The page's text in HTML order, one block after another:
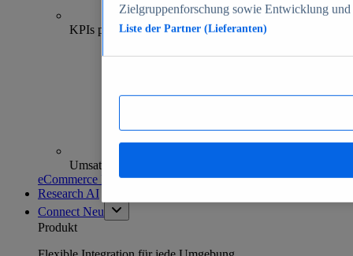
70+
KPIs pro Shop
Umsatzanalysen und -prognosen
eCommerce Insights entdecken
Research AI
Connect Neu
Produkt
Zielgruppenforschung sowie Entwicklung
Liste der Partner (Lieferanten)